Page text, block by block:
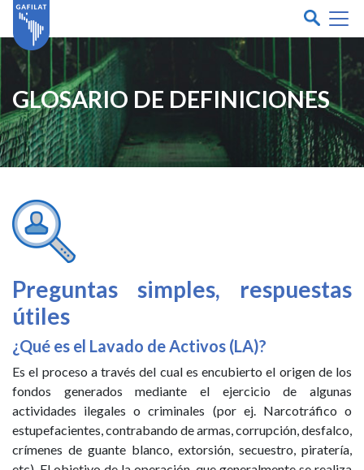
GLOSARIO DE DEFINICIONES
Preguntas simples, respuestas
útiles
¿Qué es el Lavado de Activos (LA)?
Es el proceso a través del cual es encubierto el origen de los
fondos generados mediante el ejercicio de algunas
actividades ilegales o criminales (por ej. Narcotráfico o
estupefacientes, contrabando de armas, corrupción, desfalco,
crímenes de guante blanco, extorsión, secuestro, piratería,